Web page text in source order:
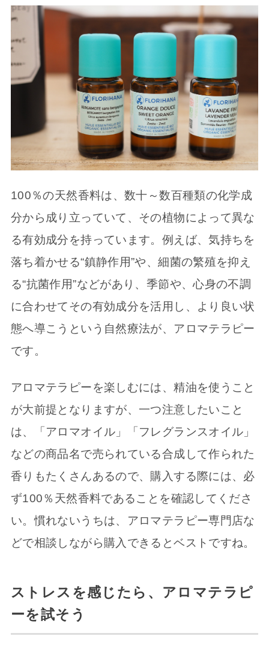
100％の天然香料は、数十～数百種類の化学成
分から成り立っていて、その植物によって異な
る有効成分を持っています。例えば、気持ちを
落ち着かせる“鎮静作用”や、細菌の繁殖を抑え
る“抗菌作用”などがあり、季節や、心身の不調
に合わせてその有効成分を活用し、より良い状
態へ導こうという自然療法が、アロマテラピー
です。
アロマテラピーを楽しむには、精油を使うこと
が大前提となりますが、一つ注意したいこと
は、「アロマオイル」「フレグランスオイル」
などの商品名で売られている合成して作られた
香りもたくさんあるので、購入する際には、必
ず100％天然香料であることを確認してくださ
い。慣れないうちは、アロマテラピー専門店な
どで相談しながら購入できるとベストですね。
ストレスを感じたら、アロマテラピ
ーを試そう